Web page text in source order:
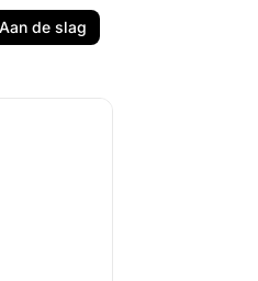
Aan de slag